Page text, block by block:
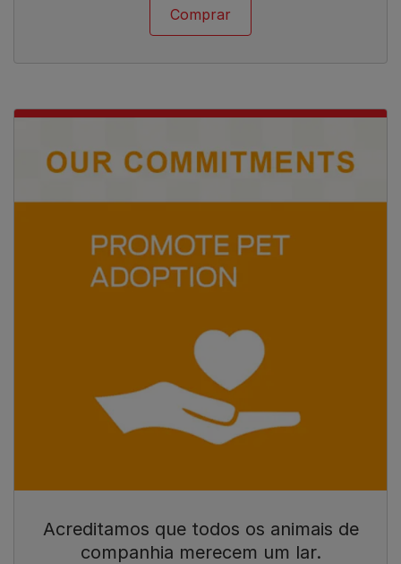
Comprar
Acreditamos que todos os animais de
companhia merecem um lar.